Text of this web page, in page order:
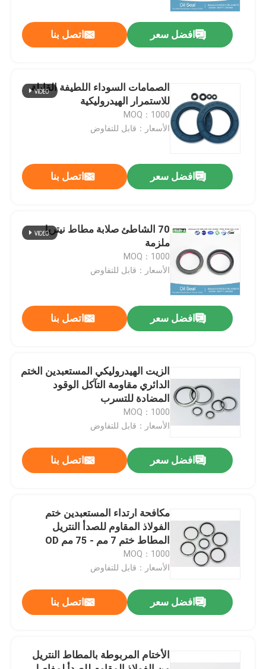
منزل
أشرطة فيديو
جولة في المعمل
اتصل بنا
أخبار
افضل سعر اتصل بنا
الصمامات السوداء اللطيفة القابلة
للاستمرار الهيدروليكية
MOQ：1000
الأسعار：قابل للتفاوض
افضل سعر اتصل بنا
70 الشاطئ صلابة مطاط نيتريل
ملزمة
MOQ：1000
الأسعار：قابل للتفاوض
افضل سعر اتصل بنا
الزيت الهيدروليكي المستعبدين الختم
الدائري مقاومة التآكل الوقود
المضادة للتسرب
MOQ：1000
الأسعار：قابل للتفاوض
افضل سعر اتصل بنا
مكافحة ارتداء المستعبدين ختم
الفولاذ المقاوم للصدأ النتريل
المطاط ختم 7 مم - 75 مم OD
MOQ：1000
الأسعار：قابل للتفاوض
افضل سعر اتصل بنا
الأختام المربوطة بالمطاط النتريل